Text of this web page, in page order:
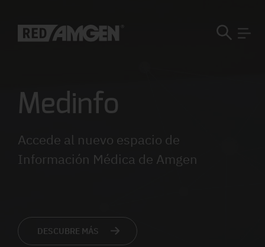
Medinfo
Accede al nuevo espacio de
Información Médica de Amgen
DESCUBRE MÁS